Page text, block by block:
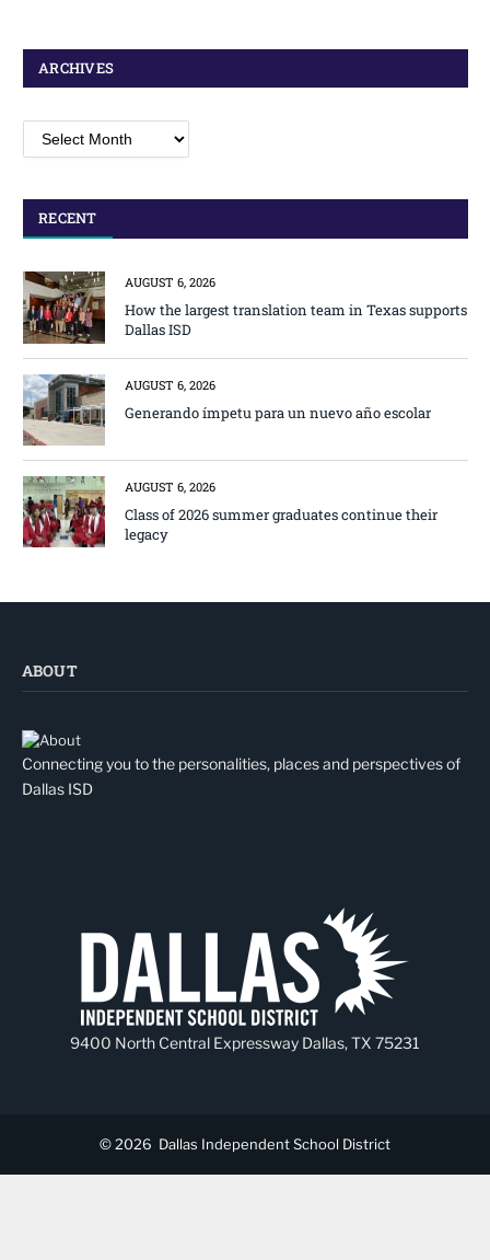
ARCHIVES
Archives
RECENT
AUGUST 6, 2026
How the largest translation team in Texas supports
Dallas ISD
AUGUST 6, 2026
Generando ímpetu para un nuevo año escolar
AUGUST 6, 2026
Class of 2026 summer graduates continue their
legacy
ABOUT
Connecting you to the personalities, places and perspectives of
Dallas ISD
9400 North Central Expressway Dallas, TX 75231
© 2026 Dallas Independent School District